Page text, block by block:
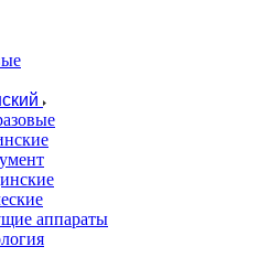
аппараты